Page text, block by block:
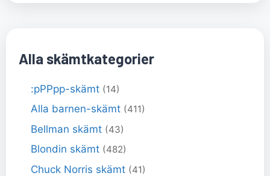
Alla skämtkategorier
:pPPpp-skämt (14)
Alla barnen-skämt (411)
Bellman skämt (43)
Blondin skämt (482)
Chuck Norris skämt (41)